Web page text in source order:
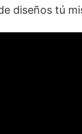
diseños tú